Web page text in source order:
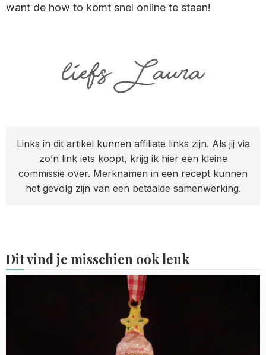
want de how to komt snel online te staan!
Links in dit artikel kunnen affiliate links zijn. Als jij via
zo’n link iets koopt, krijg ik hier een kleine
commissie over. Merknamen in een recept kunnen
het gevolg zijn van een betaalde samenwerking.
Dit vind je misschien ook leuk